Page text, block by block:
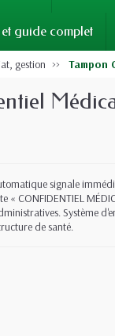
guide complet
gestion Tampon
signale
« CONFIDENTIEL
Système
de santé.